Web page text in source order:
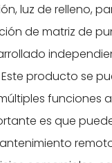
luz de relleno,
de matriz de
producto se
funciones
es que